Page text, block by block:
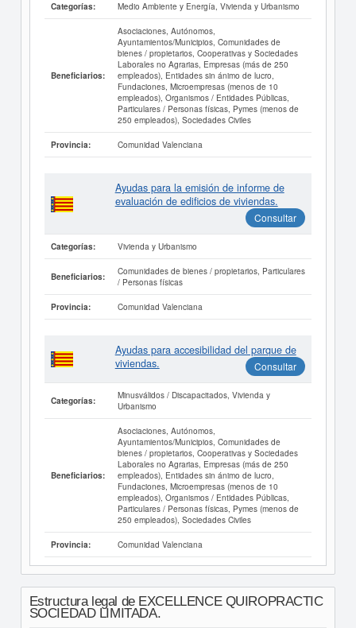
Categorías: Medio Ambiente y Energía, Vivienda y Urbanismo
Beneficiarios:
Asociaciones, Autónomos,
Ayuntamientos/Municipios, Comunidades de
bienes / propietarios, Cooperativas y Sociedades
Laborales no Agrarias, Empresas (más de 250
empleados), Entidades sin ánimo de lucro,
Fundaciones, Microempresas (menos de 10
empleados), Organismos / Entidades Públicas,
Particulares / Personas físicas, Pymes (menos de
250 empleados), Sociedades Civiles
Provincia: Comunidad Valenciana
Ayudas para la emisión de informe de
evaluación de edificios de viviendas.
Consultar
Categorías: Vivienda y Urbanismo
Beneficiarios:
Comunidades de bienes / propietarios, Particulares
/ Personas físicas
Provincia: Comunidad Valenciana
Ayudas para accesibilidad del parque de
viviendas.
Consultar
Categorías:
Minusválidos / Discapacitados, Vivienda y
Urbanismo
Beneficiarios:
Asociaciones, Autónomos,
Ayuntamientos/Municipios, Comunidades de
bienes / propietarios, Cooperativas y Sociedades
Laborales no Agrarias, Empresas (más de 250
empleados), Entidades sin ánimo de lucro,
Fundaciones, Microempresas (menos de 10
empleados), Organismos / Entidades Públicas,
Particulares / Personas físicas, Pymes (menos de
250 empleados), Sociedades Civiles
Provincia: Comunidad Valenciana
Estructura legal de EXCELLENCE QUIROPRACTIC
SOCIEDAD LIMITADA.